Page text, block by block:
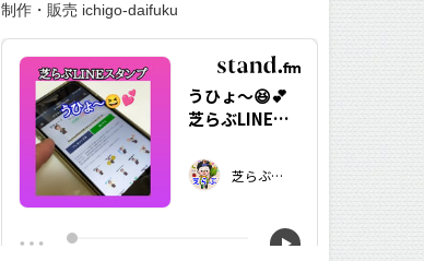
制作・販売 ichigo-daifuku